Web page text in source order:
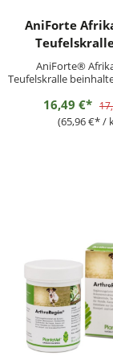
AniForte
AniForte®
Teufelskralle
dazu beitragen,
normale
16,49 €*
(65,96 €* /